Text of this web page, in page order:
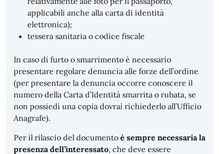
applicabili anche alla carta di identità
elettronica);
tessera sanitaria o codice fiscale
In caso di furto o smarrimento è necessario
presentare regolare denuncia alle forze dell’ordine
(per presentare la denuncia occorre conoscere il
numero della Carta d’Identità smarrita o rubata, se
non possiedi una copia dovrai richiederlo all’Ufficio
Anagrafe).
Per il rilascio del documento è sempre necessaria la
presenza dell’interessato, che deve essere